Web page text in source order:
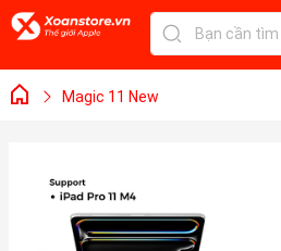
Magic 11 New